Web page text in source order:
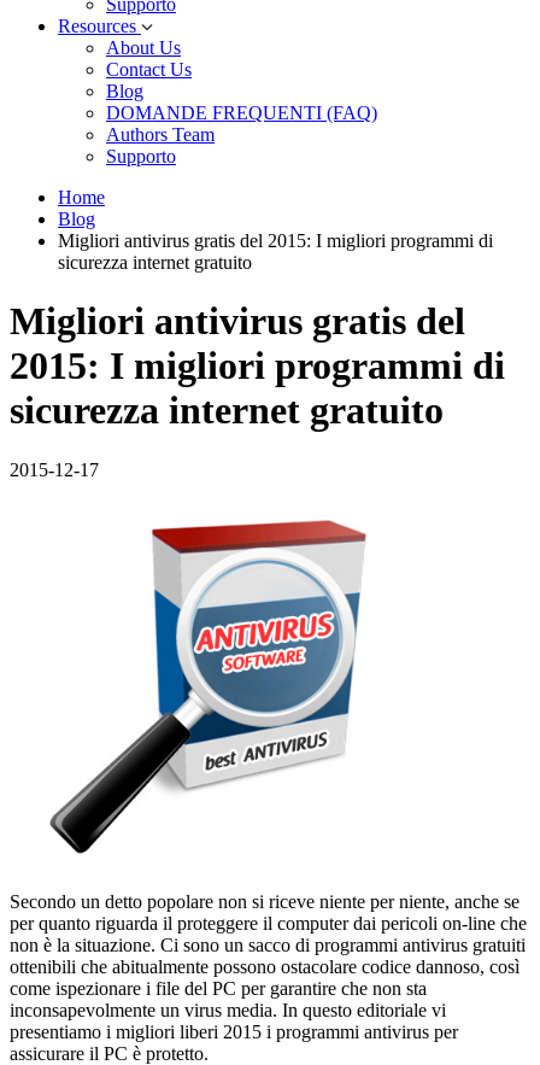
Supporto
Resources
About Us
Contact Us
Blog
DOMANDE FREQUENTI (FAQ)
Authors Team
Supporto
Home
Blog
Migliori antivirus gratis del 2015: I migliori programmi di
sicurezza internet gratuito
Migliori antivirus gratis del
2015: I migliori programmi di
sicurezza internet gratuito
2015-12-17
Secondo un detto popolare non si riceve niente per niente, anche se
per quanto riguarda il proteggere il computer dai pericoli on-line che
non è la situazione. Ci sono un sacco di programmi antivirus gratuiti
ottenibili che abitualmente possono ostacolare codice dannoso, così
come ispezionare i file del PC per garantire che non sta
inconsapevolmente un virus media. In questo editoriale vi
presentiamo i migliori liberi 2015 i programmi antivirus per
assicurare il PC è protetto.